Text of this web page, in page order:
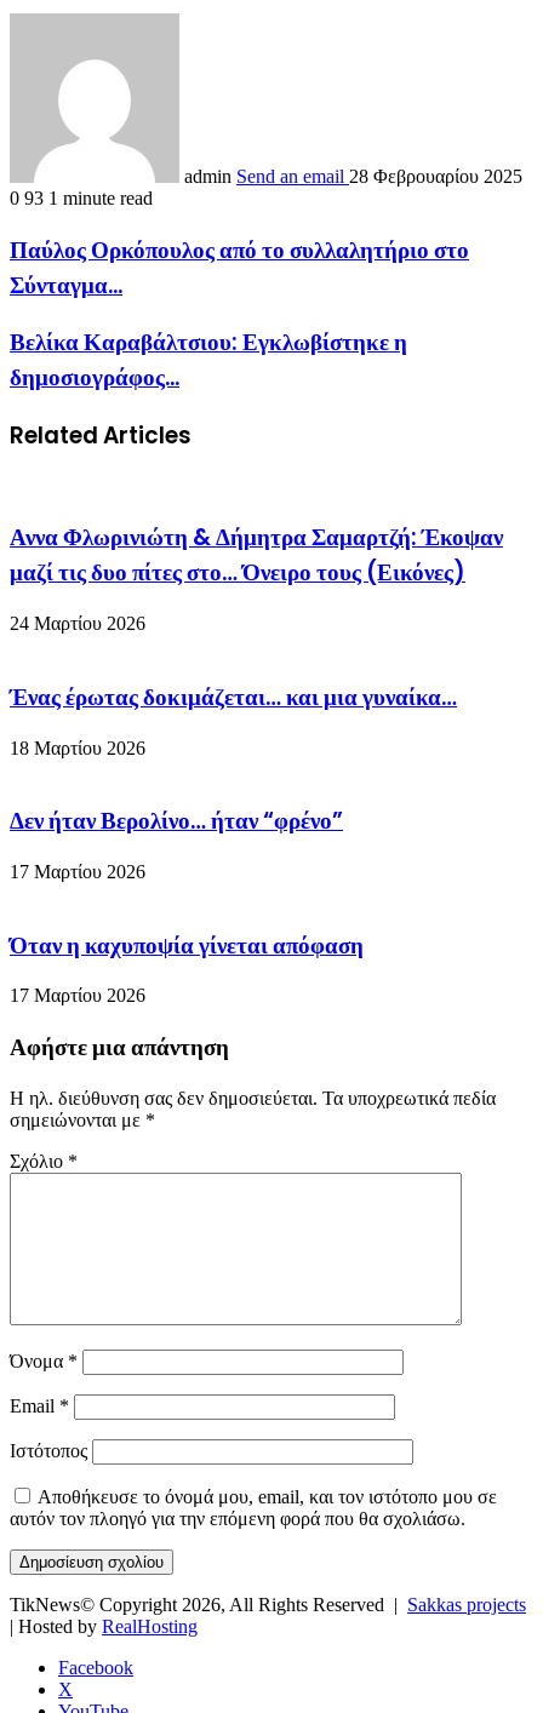
admin Send an email 28 Φεβρουαρίου 2025
0 93 1 minute read
Παύλος Ορκόπουλος από το συλλαλητήριο στο
Σύνταγμα...
Βελίκα Καραβάλτσιου: Εγκλωβίστηκε η
δημοσιογράφος...
Related Articles
Αννα Φλωρινιώτη & Δήμητρα Σαμαρτζή: Έκοψαν
μαζί τις δυο πίτες στο… Όνειρο τους (Εικόνες)
24 Μαρτίου 2026
Ένας έρωτας δοκιμάζεται… και μια γυναίκα…
18 Μαρτίου 2026
Δεν ήταν Βερολίνο… ήταν “φρένο”
17 Μαρτίου 2026
Όταν η καχυποψία γίνεται απόφαση
17 Μαρτίου 2026
Αφήστε μια απάντηση
Η ηλ. διεύθυνση σας δεν δημοσιεύεται. Τα υποχρεωτικά πεδία
σημειώνονται με *
Σχόλιο *
Όνομα *
Email *
Ιστότοπος
Αποθήκευσε το όνομά μου, email, και τον ιστότοπο μου σε
αυτόν τον πλοηγό για την επόμενη φορά που θα σχολιάσω.
TikNews© Copyright 2026, All Rights Reserved | Sakkas projects
| Hosted by RealHosting
Facebook
X